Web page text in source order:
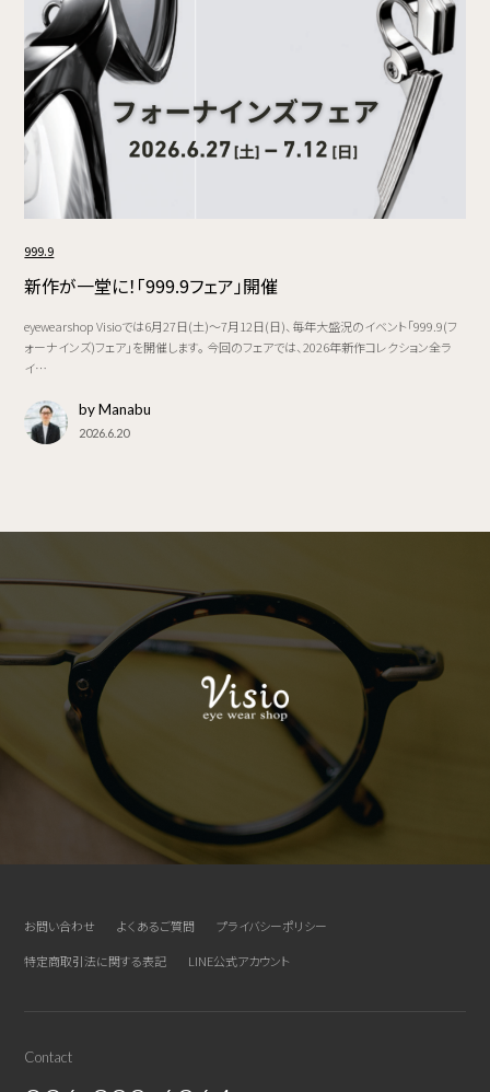
999.9
新作が一堂に！「999.9フェア」開催
eyewearshop Visioでは6月27日(土)～7月12日(日)、毎年大盛況のイベント「999.9(フ
ォーナインズ)フェア」を開催します。 今回のフェアでは、2026年新作コレクション全ラ
イ…
by Manabu
2026.6.20
お問い合わせ よくあるご質問
プライバシーポリシー
特定商取引法に関する表記
LINE公式アカウント
Contact